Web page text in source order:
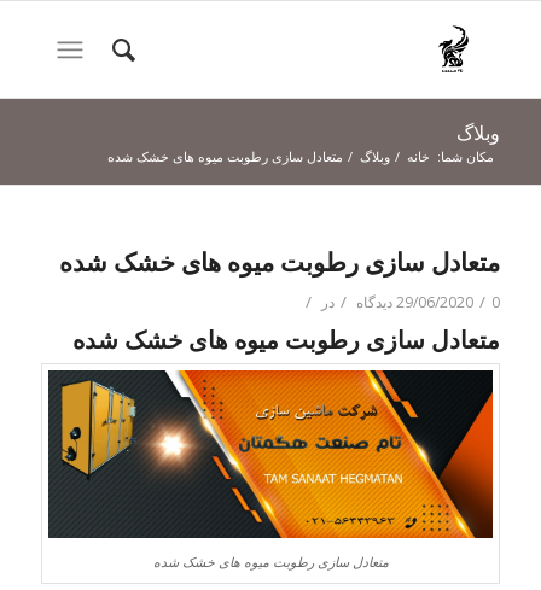
وبلاگ
مکان شما: خانه / وبلاگ / متعادل سازی رطوبت میوه های خشک شده
متعادل سازی رطوبت میوه های خشک شده
29/06/2020 / 0 دیدگاه / در /
متعادل سازی رطوبت میوه های خشک شده
متعادل سازی رطوبت میوه های خشک شده